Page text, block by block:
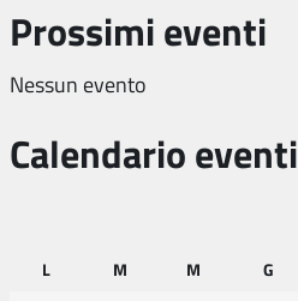
Prossimi eventi
Nessun evento
Calendario eventi
L M M G